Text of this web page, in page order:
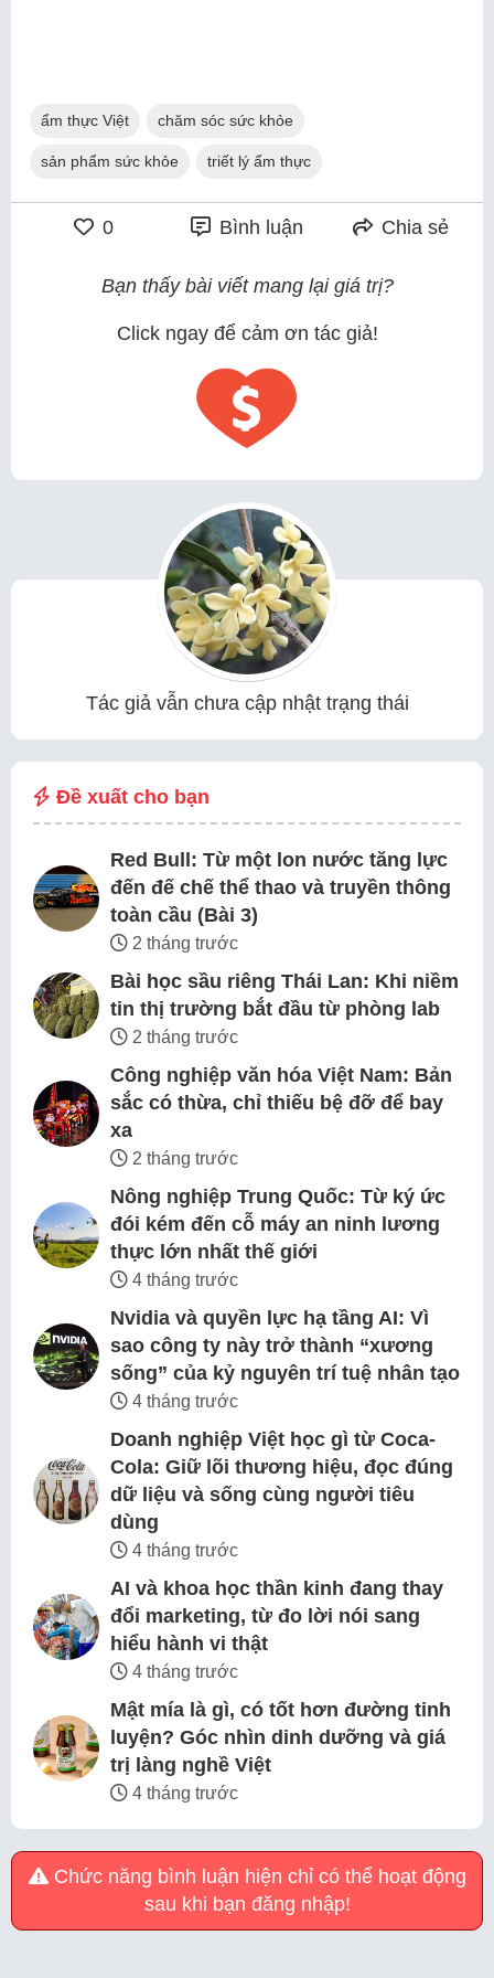
ẩm thực Việt chăm sóc sức khỏe
sản phẩm sức khỏe triết lý ẩm thực
0 Bình luận Chia sẻ
Bạn thấy bài viết mang lại giá trị?
Click ngay để cảm ơn tác giả!
Tác giả vẫn chưa cập nhật trạng thái
Đề xuất cho bạn
Red Bull: Từ một lon nước tăng lực
đến đế chế thể thao và truyền thông
toàn cầu (Bài 3)
2 tháng trước
Bài học sầu riêng Thái Lan: Khi niềm
tin thị trường bắt đầu từ phòng lab
2 tháng trước
Công nghiệp văn hóa Việt Nam: Bản
sắc có thừa, chỉ thiếu bệ đỡ để bay
xa
2 tháng trước
Nông nghiệp Trung Quốc: Từ ký ức
đói kém đến cỗ máy an ninh lương
thực lớn nhất thế giới
4 tháng trước
Nvidia và quyền lực hạ tầng AI: Vì
sao công ty này trở thành “xương
sống” của kỷ nguyên trí tuệ nhân tạo
4 tháng trước
Doanh nghiệp Việt học gì từ Coca-
Cola: Giữ lõi thương hiệu, đọc đúng
dữ liệu và sống cùng người tiêu
dùng
4 tháng trước
AI và khoa học thần kinh đang thay
đổi marketing, từ đo lời nói sang
hiểu hành vi thật
4 tháng trước
Mật mía là gì, có tốt hơn đường tinh
luyện? Góc nhìn dinh dưỡng và giá
trị làng nghề Việt
4 tháng trước
Chức năng bình luận hiện chỉ có thể hoạt động
sau khi bạn đăng nhập!